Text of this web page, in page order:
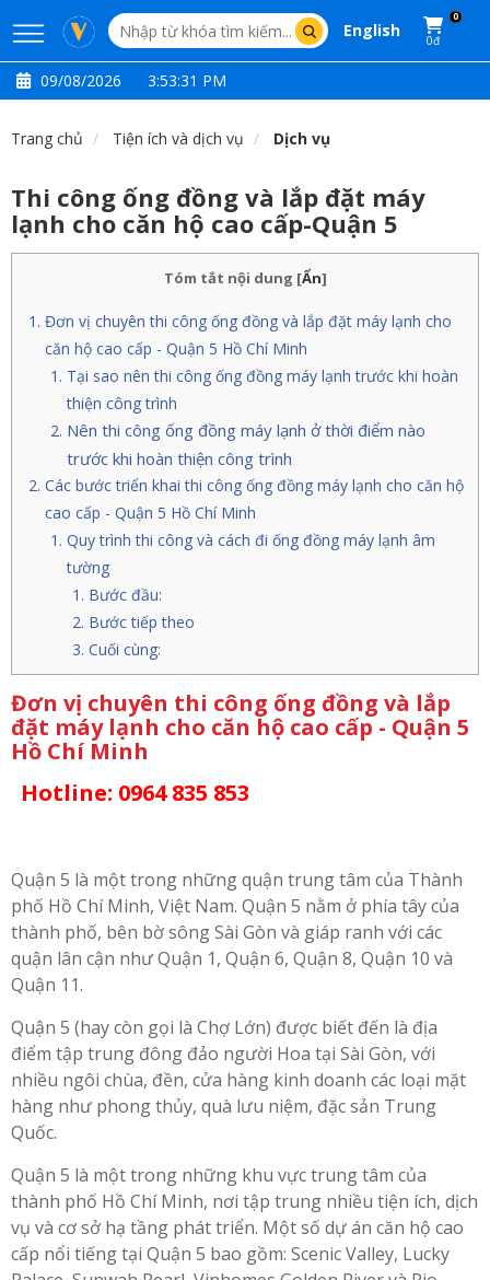
English
0
0đ
09/08/2026 3:53:33 PM
Trang chủ Tiện ích và dịch vụ Dịch vụ
Thi công ống đồng và lắp đặt máy
lạnh cho căn hộ cao cấp-Quận 5
Tóm tắt nội dung [Ẩn]
Đơn vị chuyên thi công ống đồng và lắp đặt máy lạnh cho
căn hộ cao cấp - Quận 5 Hồ Chí Minh
Tại sao nên thi công ống đồng máy lạnh trước khi hoàn
thiện công trình
Nên thi công ống đồng máy lạnh ở thời điểm nào
trước khi hoàn thiện công trình
Các bước triển khai thi công ống đồng máy lạnh cho căn hộ
cao cấp - Quận 5 Hồ Chí Minh
Quy trình thi công và cách đi ống đồng máy lạnh âm
tường
Bước đầu:
Bước tiếp theo
Cuối cùng:
Đơn vị chuyên thi công ống đồng và lắp
đặt máy lạnh cho căn hộ cao cấp - Quận 5
Hồ Chí Minh
Hotline: 0964 835 853
Quận 5 là một trong những quận trung tâm của Thành
phố Hồ Chí Minh, Việt Nam. Quận 5 nằm ở phía tây của
thành phố, bên bờ sông Sài Gòn và giáp ranh với các
quận lân cận như Quận 1, Quận 6, Quận 8, Quận 10 và
Quận 11.
Quận 5 (hay còn gọi là Chợ Lớn) được biết đến là địa
điểm tập trung đông đảo người Hoa tại Sài Gòn, với
nhiều ngôi chùa, đền, cửa hàng kinh doanh các loại mặt
hàng như phong thủy, quà lưu niệm, đặc sản Trung
Quốc.
Quận 5 là một trong những khu vực trung tâm của
thành phố Hồ Chí Minh, nơi tập trung nhiều tiện ích, dịch
vụ và cơ sở hạ tầng phát triển. Một số dự án căn hộ cao
cấp nổi tiếng tại Quận 5 bao gồm: Scenic Valley, Lucky